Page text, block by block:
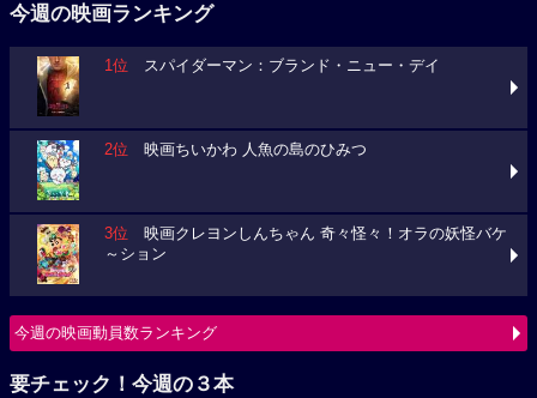
今週の映画ランキング
1位 スパイダーマン：ブランド・ニュー・デイ
2位 映画ちいかわ 人魚の島のひみつ
3位 映画クレヨンしんちゃん 奇々怪々！オラの妖怪バケ
～ション
今週の映画動員数ランキング
要チェック！今週の３本